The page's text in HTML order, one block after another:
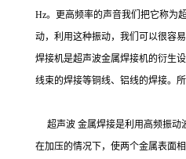
Hz。更高频率的声音我们把它称为
动，利用这种振动，我们可以很容
焊接机是超声波金属焊接机的衍生
线束的焊接等铜线、铝线的焊接。
超声波 金属焊接是利用高频振动
在加压的情况下，使两个金属表面